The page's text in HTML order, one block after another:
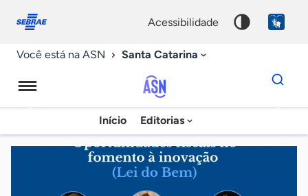
conosco
acessibilidade
Você está na ASN Santa Catarina
Agência
Sebrae
de
Notícias
Início Editorias
Dados
para
chave